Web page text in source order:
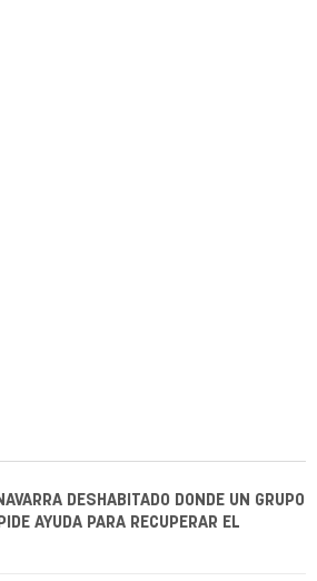
DESHABITADO DONDE UN GRUPO
AYUDA PARA RECUPERAR EL